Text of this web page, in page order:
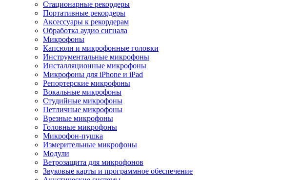
Стационарные рекордеры
Портативные рекордеры
Аксессуары к рекордерам
Обработка аудио сигнала
Микрофоны
Капсюли и микрофонные головки
Инструментальные микрофоны
Инсталляционные микрофоны
Микрофоны для iPhone и iPad
Репортерские микрофоны
Вокальные микрофоны
Студийные микрофоны
Петличные микрофоны
Врезные микрофоны
Головные микрофоны
Микрофон-пушка
Измерительные микрофоны
Модули
Ветрозащита для микрофонов
Звуковые карты и программное обеспечение